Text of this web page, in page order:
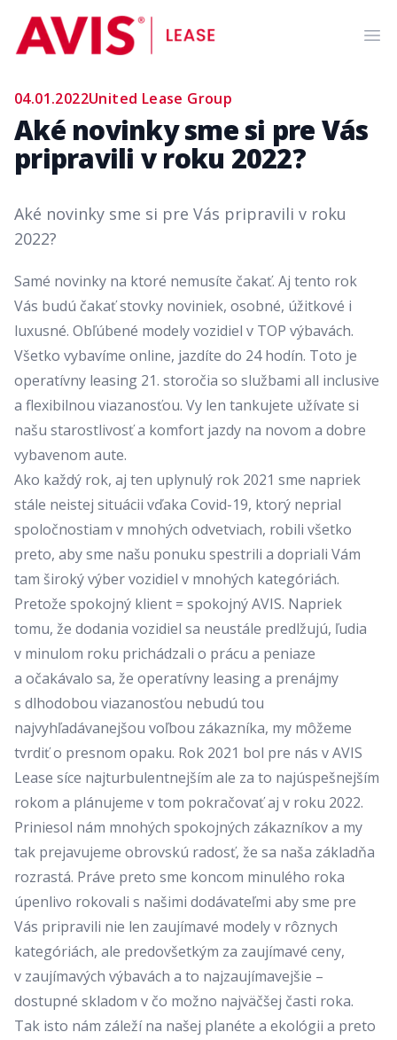
AVIS Lease
04.01.2022United Lease Group
Aké novinky sme si pre Vás
pripravili v roku 2022?
Aké novinky sme si pre Vás pripravili v roku
2022?
Samé novinky na ktoré nemusíte čakať. Aj tento rok
Vás budú čakať stovky noviniek, osobné, úžitkové i
luxusné. Obľúbené modely vozidiel v TOP výbavách.
Všetko vybavíme online, jazdíte do 24 hodín. Toto je
operatívny leasing 21. storočia so službami all inclusive
a flexibilnou viazanosťou. Vy len tankujete užívate si
našu starostlivosť a komfort jazdy na novom a dobre
vybavenom aute.
Ako každý rok, aj ten uplynulý rok 2021 sme napriek
stále neistej situácii vďaka Covid-19, ktorý neprial
spoločnostiam v mnohých odvetviach, robili všetko
preto, aby sme našu ponuku spestrili a dopriali Vám
tam široký výber vozidiel v mnohých kategóriách.
Pretože spokojný klient = spokojný AVIS. Napriek
tomu, že dodania vozidiel sa neustále predlžujú, ľudia
v minulom roku prichádzali o prácu a peniaze
a očakávalo sa, že operatívny leasing a prenájmy
s dlhodobou viazanosťou nebudú tou
najvyhľadávanejšou voľbou zákazníka, my môžeme
tvrdiť o presnom opaku. Rok 2021 bol pre nás v AVIS
Lease síce najturbulentnejším ale za to najúspešnejším
rokom a plánujeme v tom pokračovať aj v roku 2022.
Priniesol nám mnohých spokojných zákazníkov a my
tak prejavujeme obrovskú radosť, že sa naša základňa
rozrastá. Práve preto sme koncom minulého roka
úpenlivo rokovali s našimi dodávateľmi aby sme pre
Vás pripravili nie len zaujímavé modely v rôznych
kategóriách, ale predovšetkým za zaujímavé ceny,
v zaujímavých výbavách a to najzaujímavejšie –
dostupné skladom v čo možno najväčšej časti roka.
Tak isto nám záleží na našej planéte a ekológii a preto